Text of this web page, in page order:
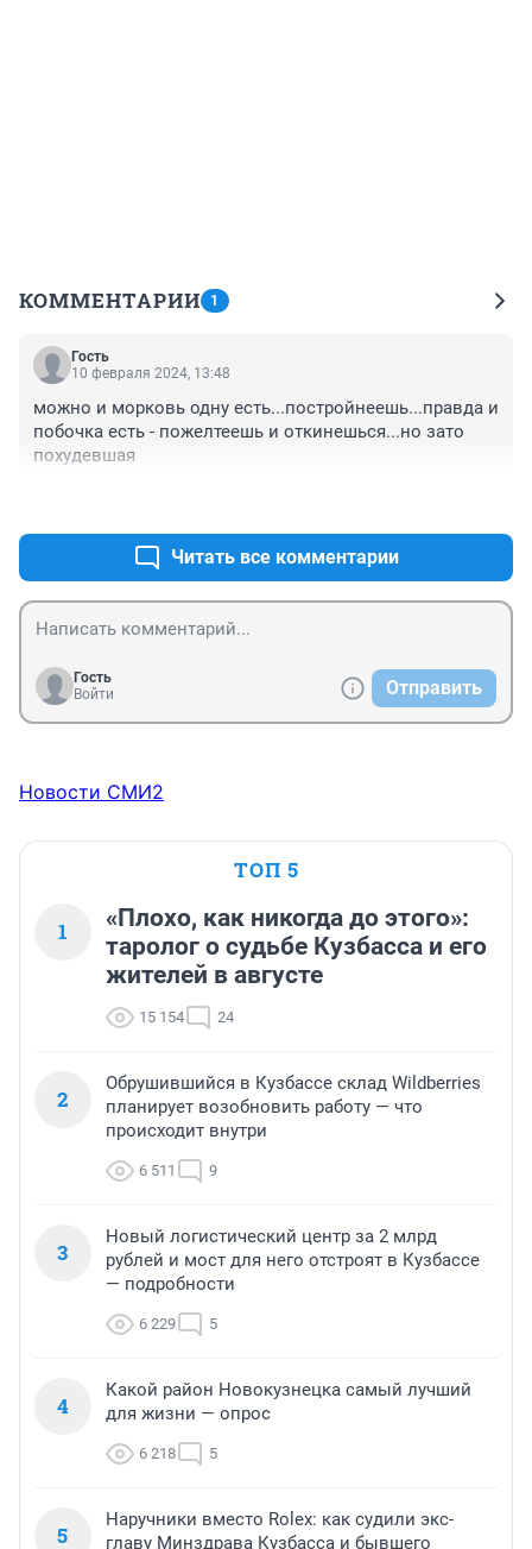
КОММЕНТАРИИ 1
Гость
10 февраля 2024, 13:48
можно и морковь одну есть...постройнеешь...правда и
побочка есть - пожелтеешь и откинешься...но зато
похудевшая
Читать все комментарии
Гость
Войти
Отправить
Новости СМИ2
ТОП 5
1
«Плохо, как никогда до этого»:
таролог о судьбе Кузбасса и его
жителей в августе
15 154 24
2
Обрушившийся в Кузбассе склад Wildberries
планирует возобновить работу — что
происходит внутри
6 511 9
3
Новый логистический центр за 2 млрд
рублей и мост для него отстроят в Кузбассе
— подробности
6 229 5
4
Какой район Новокузнецка самый лучший
для жизни — опрос
6 218 5
5
Наручники вместо Rolex: как судили экс-
главу Минздрава Кузбасса и бывшего